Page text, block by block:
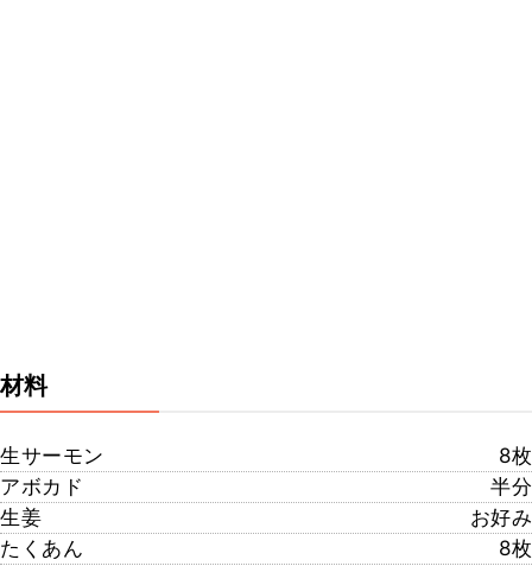
材料
生サーモン
8枚
アボカド
半分
生姜
お好み
たくあん
8枚